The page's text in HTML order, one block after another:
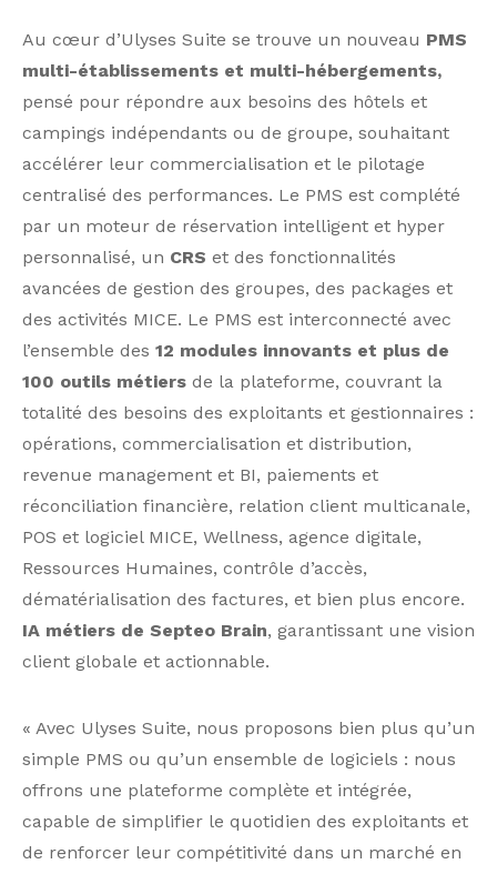
Au cœur d’Ulyses Suite se trouve un nouveau PMS
multi-établissements et multi-hébergements,
pensé pour répondre aux besoins des hôtels et
campings indépendants ou de groupe, souhaitant
accélérer leur commercialisation et le pilotage
centralisé des performances. Le PMS est complété
par un moteur de réservation intelligent et hyper
personnalisé, un CRS et des fonctionnalités
avancées de gestion des groupes, des packages et
des activités MICE. Le PMS est interconnecté avec
l’ensemble des 12 modules innovants et plus de
100 outils métiers de la plateforme, couvrant la
totalité des besoins des exploitants et gestionnaires :
opérations, commercialisation et distribution,
revenue management et BI, paiements et
réconciliation financière, relation client multicanale,
POS et logiciel MICE, Wellness, agence digitale,
Ressources Humaines, contrôle d’accès,
dématérialisation des factures, et bien plus encore.
IA métiers de Septeo Brain, garantissant une vision
client globale et actionnable.
« Avec Ulyses Suite, nous proposons bien plus qu’un
simple PMS ou qu’un ensemble de logiciels : nous
offrons une plateforme complète et intégrée,
capable de simplifier le quotidien des exploitants et
de renforcer leur compétitivité dans un marché en